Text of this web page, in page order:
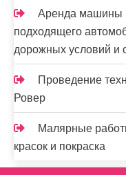
Аренда машины
подходящего
дорожных условий и
Проведение
Ровер
Малярные
красок и покраска